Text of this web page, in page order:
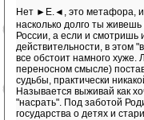
Нет ►Е.◄, это метафора,
насколько долго ты
России, а если и смотришь
действительности, в этом
все обстоит намного
переносном смысле)
судьбы, практически
Называется выживай как
"насрать". Под заботой
государства о детях и